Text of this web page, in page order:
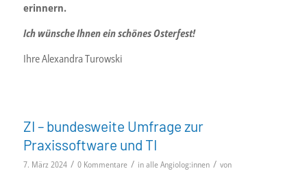
erinnern.
Ich wünsche Ihnen ein schönes Osterfest!
Ihre Alexandra Turowski
ZI – bundesweite Umfrage zur
Praxissoftware und TI
7. März 2024 / 0 Kommentare / inalle Angiolog:innen / von